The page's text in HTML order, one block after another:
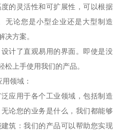
的灵活性和可扩展性，可以根据
无论您是小型企业还是大型制造
决方案。
计了直观易用的界面。即使是没
上手使用我们的产品。
领域：
应用于各个工业领域，包括制造
论您的业务是什么，我们都能够
筑：我们的产品可以帮助您实现